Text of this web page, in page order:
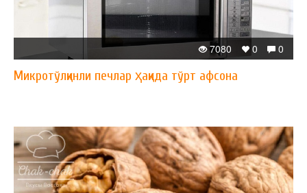
0
0
7080
Микротўлқинли печлар ҳақида тўрт афсона